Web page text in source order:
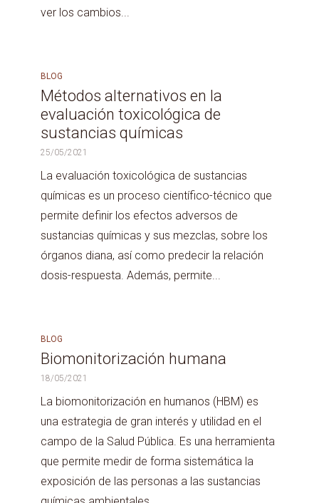
ver los cambios...
BLOG
Métodos alternativos en la
evaluación toxicológica de
sustancias químicas
25/05/2021
La evaluación toxicológica de sustancias
químicas es un proceso científico-técnico que
permite definir los efectos adversos de
sustancias químicas y sus mezclas, sobre los
órganos diana, así como predecir la relación
dosis-respuesta. Además, permite...
BLOG
Biomonitorización humana
18/05/2021
La biomonitorización en humanos (HBM) es
una estrategia de gran interés y utilidad en el
campo de la Salud Pública. Es una herramienta
que permite medir de forma sistemática la
exposición de las personas a las sustancias